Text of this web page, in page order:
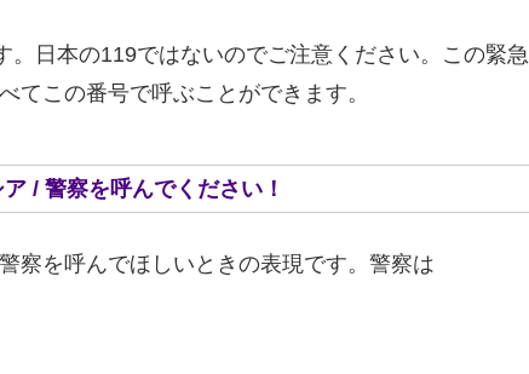
日本の119ではないのでご注意ください。この緊急
てこの番号で呼ぶことができます。
/ 警察を呼んでください！
察を呼んでほしいときの表現です。警察は